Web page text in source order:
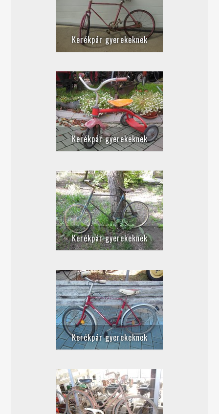
Kerékpár gyerekeknek
Kerékpár gyerekeknek
Kerékpár gyerekeknek
Kerékpár gyerekeknek